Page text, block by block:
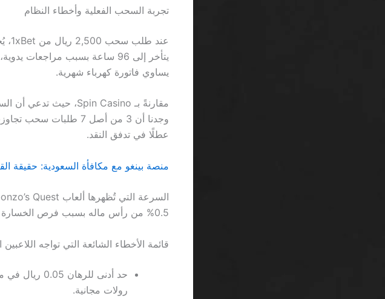
تجربة السحب الفعلية وأخطاء النظام
يساوي فاتورة كهرباء شهرية.
عطلًا في تدفق النقد.
منصة بينغو مع مكافأة السعودية: حقيقة
0.5% من رأس ماله بسبب فرص الخسارة المتزايدة.
قائمة الأخطاء الشائعة التي تواجه اللاعبين
رولات مجانية.